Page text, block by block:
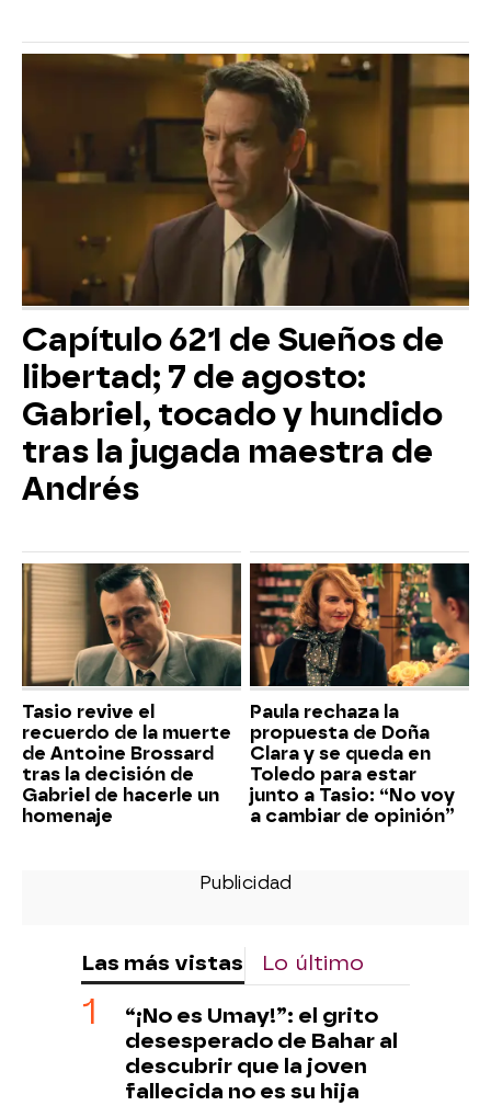
Capítulo 621 de Sueños de
libertad; 7 de agosto:
Gabriel, tocado y hundido
tras la jugada maestra de
Andrés
Tasio revive el
recuerdo de la muerte
de Antoine Brossard
tras la decisión de
Gabriel de hacerle un
homenaje
Paula rechaza la
propuesta de Doña
Clara y se queda en
Toledo para estar
junto a Tasio: “No voy
a cambiar de opinión”
Las más vistas Lo último
“¡No es Umay!”: el grito
desesperado de Bahar al
descubrir que la joven
fallecida no es su hija